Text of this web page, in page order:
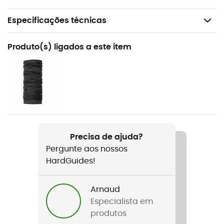
Especificações técnicas
Recomendado para
Caminhada / Escalada em bloco / Ski de montanha /
Alpinismo
Género
Homem
Nome do produto
Odle Fleece
Produto(s) ligados a este item
Precisa de ajuda?
Pergunte aos nossos
HardGuides!
Arnaud
Especialista em
produtos